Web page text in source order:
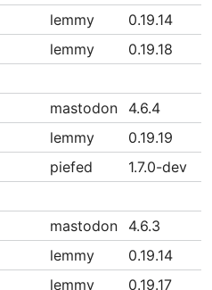
lemmy
0.19.14
lemmy
0.19.18
mastodon
4.6.4
lemmy
0.19.19
piefed
1.7.0-dev
mastodon
4.6.3
lemmy
0.19.14
lemmy
0.19.17